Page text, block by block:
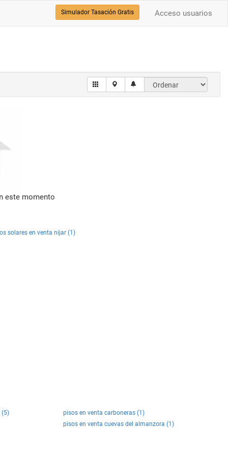
Acceso usuarios
Simulador Tasación Gratis
este momento
solares en venta nijar (1)
(5)
pisos en venta carboneras (1)
pisos en venta cuevas del almanzora (1)